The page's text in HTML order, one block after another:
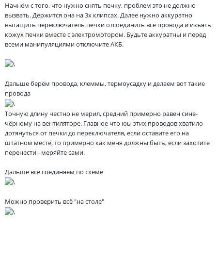
Начнём с того, что нужно снять печку, проблем это не должно
вызвать. Держится она на 3х клипсах. Далее нужно аккуратно
вытащить переключатель печки отсоединить все провода и изъять
кожух печки вместе с электромотором. Будьте аккуратны и перед
всеми манипуляциями отключите АКБ.
Дальше берём провода, клеммы, термоусадку и делаем вот такие
провода
Точную длину честно не мерил, средний примерно равен сине-
чёрному на вентиляторе. Главное что юы этих проводов хватило
дотянуться от печки до переключателя, если оставите его на
штатном месте, то примерно как меня должны быть, если захотите
перенести - меряйте сами.
Дальше всё соединяем по схеме
Можно проверить всё "на столе"